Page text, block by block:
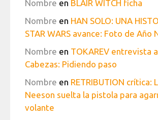
Nombre en BLAIR WITCH ficha
Nombre en HAN SOLO: UNA
STAR WARS avance: Foto de Año
Nombre en TOKAREV entrevista
Cabezas: Pidiendo paso
Nombre en RETRIBUTION crítica:
Neeson suelta la pistola para
volante